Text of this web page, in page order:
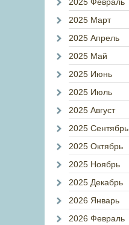
2025 Март
2025 Апрель
2025 Май
2025 Июнь
2025 Июль
2025 Август
2025 Сентябрь
2025 Октябрь
2025 Ноябрь
2025 Декабрь
2026 Январь
2026 Февраль